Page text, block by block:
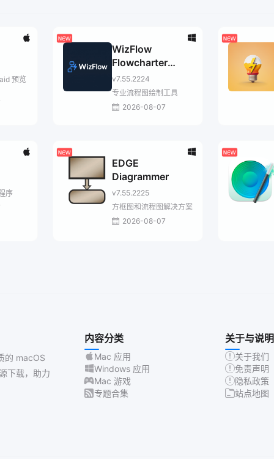
预览
WizFlow
Flowcharter
Professional
v7.55.2224
专业流程图绘制工具
2026-08-07
序
EDGE
Diagrammer
v7.55.2225
方框图和流程图解决方案
2026-08-07
的 macOS
下载，助力
内容分类
Mac 应用
Windows 应用
Mac 游戏
专题合集
关于与说明
关于我们
免责声明
隐私政策
站点地图